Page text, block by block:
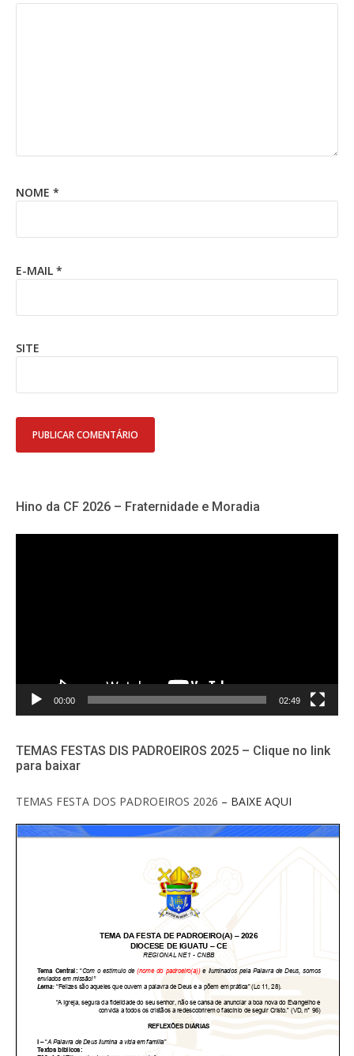
NOME *
E-MAIL *
SITE
Hino da CF 2026 – Fraternidade e Moradia
00:00 02:49
TEMAS FESTAS DIS PADROEIROS 2025 – Clique no link
para baixar
TEMAS FESTA DOS PADROEIROS 2026 – BAIXE AQUI